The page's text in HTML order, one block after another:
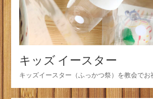
キッズ イースター
キッズイースター（ふっかつ祭）を教会でお